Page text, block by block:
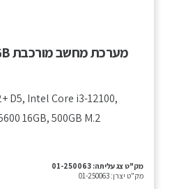
מערכת מחשב מורכבת I3-12100 16GB 500GB
D5, Intel Core i3-12100,
16GB, 500GB M.2
מק"ט צג עליתה: 01-250063
מק"ט יצרן: 01-250063